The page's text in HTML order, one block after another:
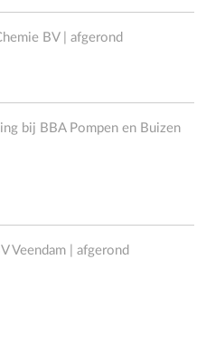
BV | afgerond
bij BBA Pompen en Buizen
Veendam | afgerond